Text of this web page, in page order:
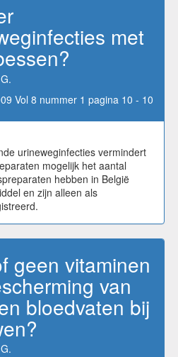
met
Vol 8 nummer 1 pagina 10 - 10
urineweginfecties vermindert
mogelijk het aantal
hebben in België
en zijn alleen als
geen vitaminen
van
bloedvaten bij